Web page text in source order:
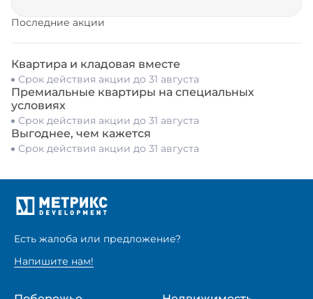
Последние акции
Квартира и кладовая вместе
Срок действия акции до 31 августа
Премиальные квартиры на специальных
условиях
Срок действия акции до 31 августа
Выгоднее, чем кажется
Срок действия акции до 31 августа
Есть жалоба или предложение?
Напишите нам!